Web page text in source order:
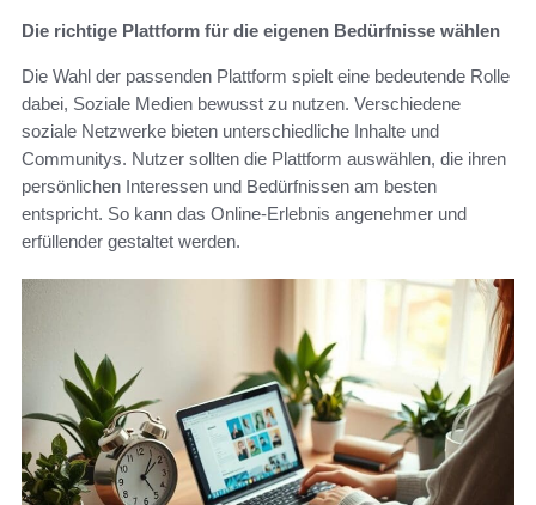
Die richtige Plattform für die eigenen Bedürfnisse wählen
Die Wahl der passenden Plattform spielt eine bedeutende Rolle
dabei, Soziale Medien bewusst zu nutzen. Verschiedene
soziale Netzwerke bieten unterschiedliche Inhalte und
Communitys. Nutzer sollten die Plattform auswählen, die ihren
persönlichen Interessen und Bedürfnissen am besten
entspricht. So kann das Online-Erlebnis angenehmer und
erfüllender gestaltet werden.